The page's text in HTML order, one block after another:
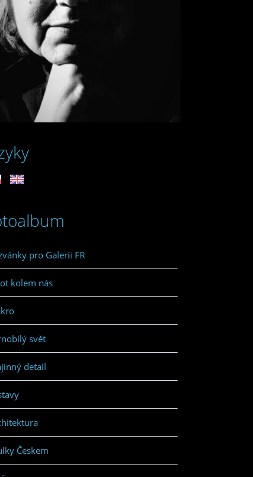
pro Galerii FR
kolem nás
svět
detail
Českem